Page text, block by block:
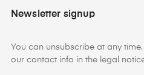
Newsletter signup
You can unsubscribe at any
our contact info in the legal